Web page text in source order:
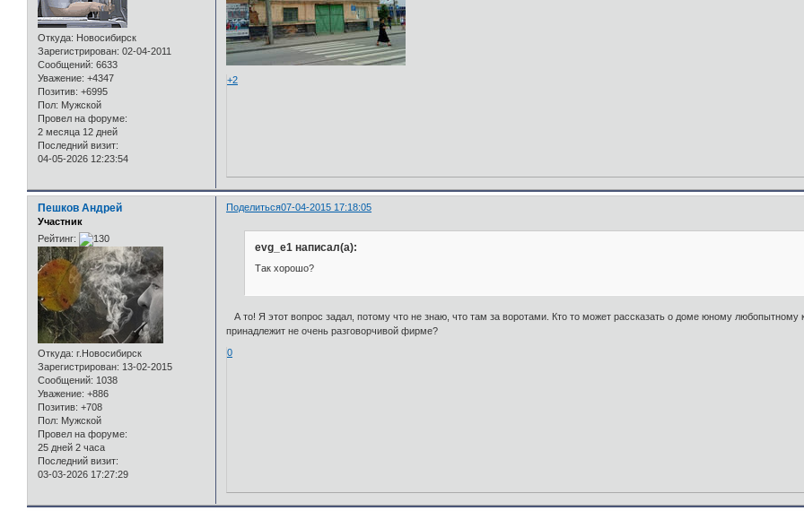
Откуда: Новосибирск
Зарегистрирован: 02-04-2011
Сообщений: 6633
Уважение: +4347
Позитив: +6995
Пол: Мужской
Провел на форуме:
2 месяца 12 дней
Последний визит:
04-05-2026 12:23:54
+2
Поделиться07-04-2015 17:18:05
Пешков Андрей
Участник
Рейтинг:
Откуда: г.Новосибирск
Зарегистрирован: 13-02-2015
Сообщений: 1038
Уважение: +886
Позитив: +708
Пол: Мужской
Провел на форуме:
25 дней 2 часа
Последний визит:
03-03-2026 17:27:29
evg_e1 написал(а):
Так хорошо?
А то! Я этот вопрос задал, потому что не знаю, что там за воротами. Кто то может рассказать о доме юному
принадлежит не очень разговорчивой фирме?
0